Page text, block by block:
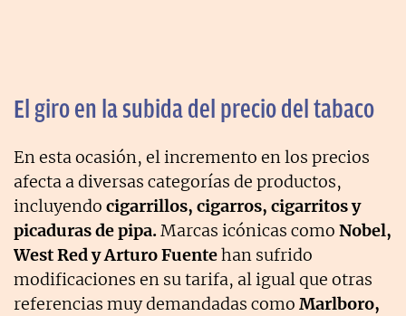
El giro en la subida del precio del tabaco
En esta ocasión, el incremento en los precios
afecta a diversas categorías de productos,
incluyendo cigarrillos, cigarros, cigarritos y
picaduras de pipa.Marcas icónicas como Nobel,
West Red y Arturo Fuentehan sufrido
modificaciones en su tarifa, al igual que otras
referencias muy demandadas como Marlboro,